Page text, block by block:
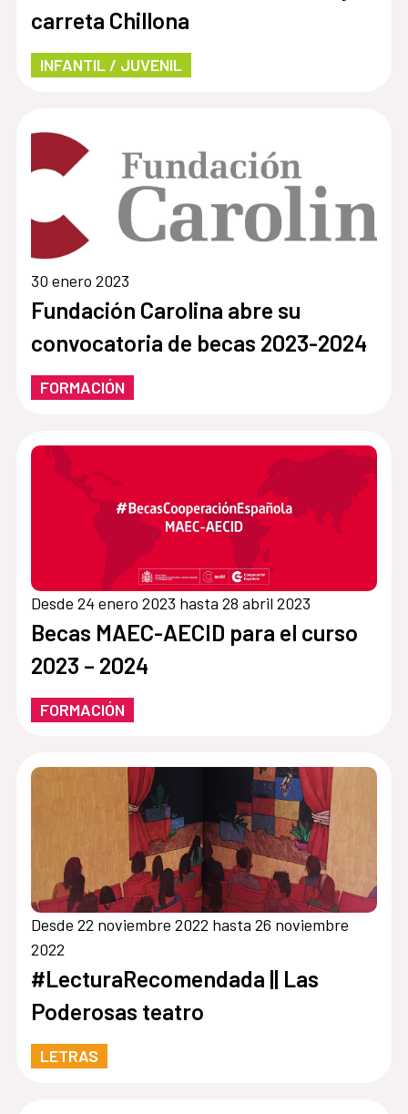
carreta Chillona
INFANTIL / JUVENIL
30 enero 2023
Fundación Carolina abre su
convocatoria de becas 2023-2024
FORMACIÓN
Desde 24 enero 2023 hasta 28 abril 2023
Becas MAEC-AECID para el curso
2023 – 2024
FORMACIÓN
Desde 22 noviembre 2022 hasta 26 noviembre
2022
#LecturaRecomendada || Las
Poderosas teatro
LETRAS